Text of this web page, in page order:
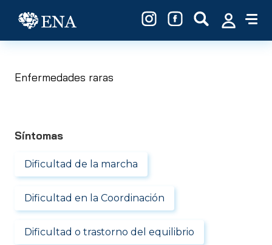
Enfermedades raras
Síntomas
Dificultad de la marcha
Dificultad en la Coordinación
Dificultad o trastorno del equilibrio